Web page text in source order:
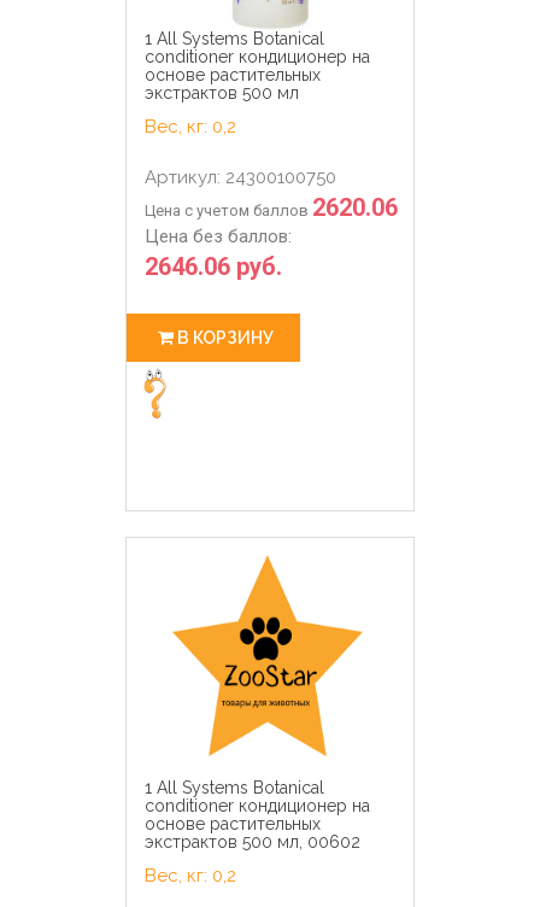
1 All Systems Botanical
conditioner кондиционер на
основе растительных
экстрактов 500 мл
Вес, кг: 0,2
Артикул: 24300100750
Цена с учетом баллов 2620.06
Цена без баллов:
2646.06 руб.
В КОРЗИНУ
1 All Systems Botanical
conditioner кондиционер на
основе растительных
экстрактов 500 мл, 00602
Вес, кг: 0,2